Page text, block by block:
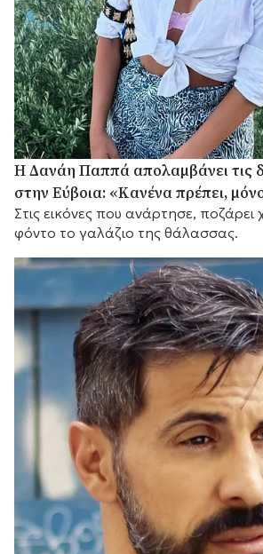
Η Δανάη Παππά απολαμβάνει τις
στην Εύβοια: «Κανένα πρέπει, μόνο
Στις εικόνες που ανάρτησε,
φόντο το γαλάζιο της θάλασσας.